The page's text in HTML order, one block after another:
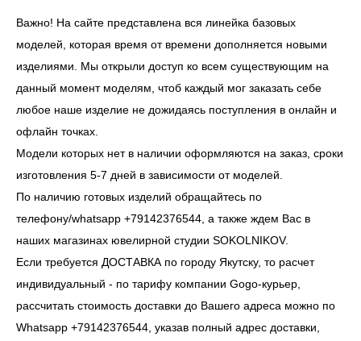
Важно! На сайте представлена вся линейка базовых
моделей, которая время от времени дополняется новыми
изделиями. Мы открыли доступ ко всем существующим на
данный момент моделям, чтоб каждый мог заказать себе
любое наше изделие не дожидаясь поступления в онлайн и
офлайн точках.
Модели которых нет в наличии оформляются на заказ, сроки
изготовления 5-7 дней в зависимости от моделей.
По наличию готовых изделий обращайтесь по
телефону/whatsapp +79142376544, а также ждем Вас в
наших магазинах ювелирной студии SOKOLNIKOV.
Если требуется ДОСТАВКА по городу Якутску, то расчет
индивидуальный - по тарифу компании Gogo-курьер,
рассчитать стоимость доставки до Вашего адреса можно по
Whatsapp +79142376544, указав полный адрес доставки,